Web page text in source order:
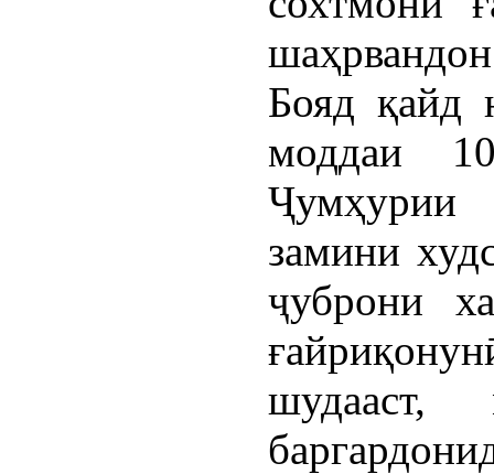
Бояд қайд
моддаи
замини
ҷуброни
шудааст,